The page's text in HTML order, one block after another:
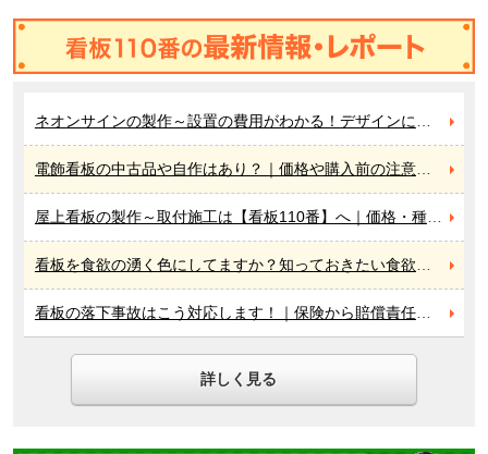
ネオンサインの製作～設置の費用がわかる！デザインに優れたネオン管
電飾看板の中古品や自作はあり？｜価格や購入前の注意点＆DIYでの作り方や製作前のチェックポイントを紹介
屋上看板の製作～取付施工は【看板110番】へ｜価格・種類・法律面の注意点など設置する上で気になるポイントを一挙解説
看板を食欲の湧く色にしてますか？知っておきたい食欲をそそる色とは
看板の落下事故はこう対応します！｜保険から賠償責任まですぐわかる
詳しく見る